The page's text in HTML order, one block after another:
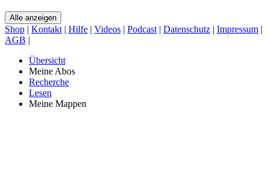
Alle anzeigen
Shop | Kontakt | Hilfe | Videos | Podcast | Datenschutz | Impressum |
AGB |
Übersicht
Meine Abos
Recherche
Lesen
Meine Mappen